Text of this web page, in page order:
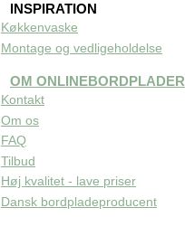
INSPIRATION
Køkkenvaske
Montage og vedligeholdelse
OM ONLINEBORDPLADER
Kontakt
Om os
FAQ
Tilbud
Høj kvalitet - lave priser
Dansk bordpladeproducent